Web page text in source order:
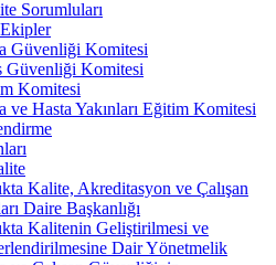
Sorumluları
Güvenliği Komitesi
Güvenliği Komitesi
Komitesi
ve Hasta Yakınları Eğitim Komitesi
Kalite, Akreditasyon ve Çalışan
Daire Başkanlığı
Kalitenin Geliştirilmesi ve
Dair Yönetmelik